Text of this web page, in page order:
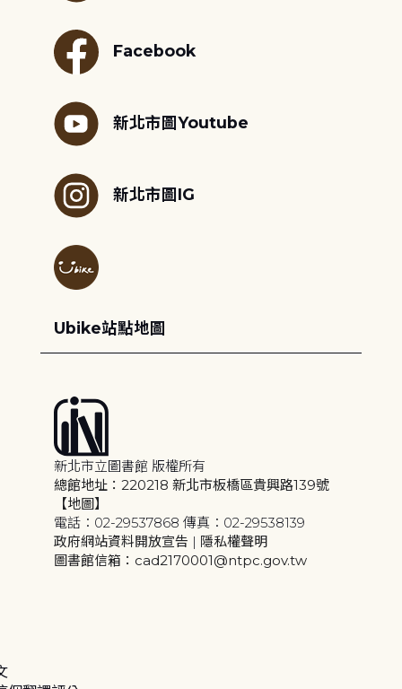
Facebook
新北市圖Youtube
新北市圖IG
Ubike站點地圖
新北市立圖書館 版權所有
總館地址：220218 新北市板橋區貴興路139號
【地圖】
電話：02-29537868 傳真：02-29538139
政府網站資料開放宣告 | 隱私權聲明
圖書館信箱：cad2170001@ntpc.gov.tw